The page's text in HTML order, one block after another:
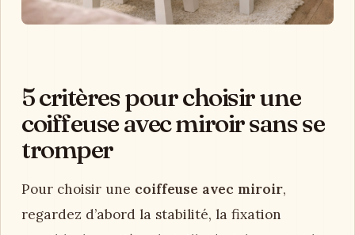
5 critères pour choisir une
coiffeuse avec miroir sans se
tromper
Pour choisir une coiffeuse avec miroir,
regardez d’abord la stabilité, la fixation